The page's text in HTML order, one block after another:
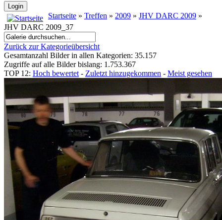
Startseite » Treffen » 2009 » JHV DARC 2009 »
JHV DARC 2009_37
Zurück zur Kategorieübersicht
Gesamtanzahl Bilder in allen Kategorien: 35.157
Zugriffe auf alle Bilder bislang: 1.753.367
TOP 12: Hoch bewertet - Zuletzt hinzugekommen - Meist gesehen